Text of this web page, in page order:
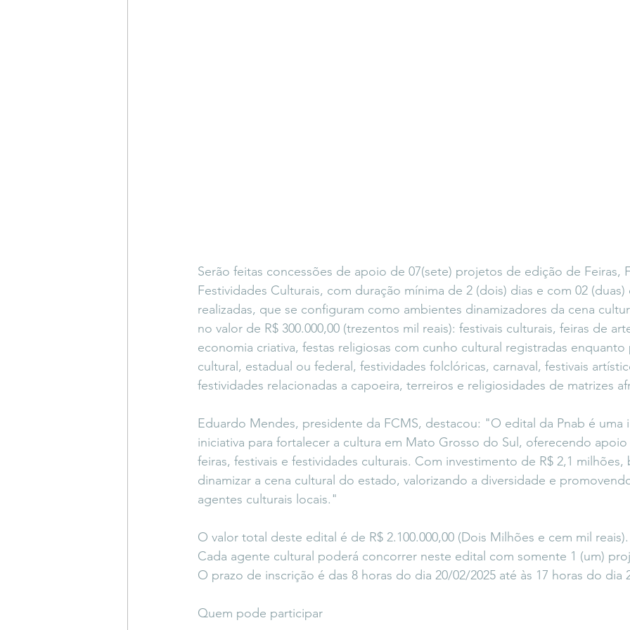
Serão feitas concessões de apoio de 07(sete) projetos de edição de Feiras,
Festividades Culturais, com duração mínima de 2 (dois) dias e com 02
realizadas, que se configuram como ambientes dinamizadores da cena
no valor de R$ 300.000,00 (trezentos mil reais): festivais culturais, feiras de
economia criativa, festas religiosas com cunho cultural registradas
cultural, estadual ou federal, festividades folclóricas, carnaval, festivais
festividades relacionadas a capoeira, terreiros e religiosidades de matrizes
Eduardo Mendes, presidente da FCMS, destacou: "O edital da Pnab é
iniciativa para fortalecer a cultura em Mato Grosso do Sul, oferecendo
feiras, festivais e festividades culturais. Com investimento de R$ 2,1
dinamizar a cena cultural do estado, valorizando a diversidade e
agentes culturais locais."
O valor total deste edital é de R$ 2.100.000,00 (Dois Milhões e cem mil reais).
Cada agente cultural poderá concorrer neste edital com somente 1 (um)
O prazo de inscrição é das 8 horas do dia 20/02/2025 até às 17 horas do dia
Quem pode participar